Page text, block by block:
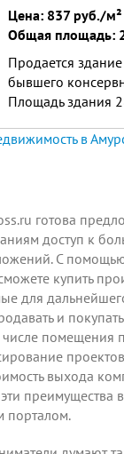
Цена: 837 руб./м²
Общая площадь:
Продается
бывшего
Площадь здания
забором, площадь
в
готова
доступ к
С
купить
для
и
помещения
выхода
преимущества
порталом.